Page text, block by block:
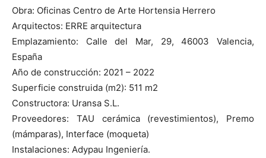
Obra: Oficinas Centro de Arte Hortensia Herrero
Arquitectos: ERRE arquitectura
Emplazamiento: Calle del Mar, 29, 46003 Valencia,
España
Año de construcción: 2021 – 2022
Superficie construida (m2): 511 m2
Constructora: Uransa S.L.
Proveedores: TAU cerámica (revestimientos), Premo
(mámparas), Interface (moqueta)
Instalaciones: Adypau Ingeniería.